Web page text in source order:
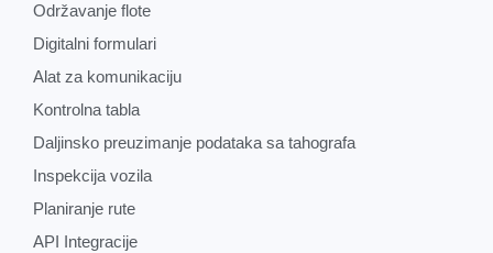
Održavanje flote
Digitalni formulari
Alat za komunikaciju
Kontrolna tabla
Daljinsko preuzimanje podataka sa tahografa
Inspekcija vozila
Planiranje rute
API Integracije